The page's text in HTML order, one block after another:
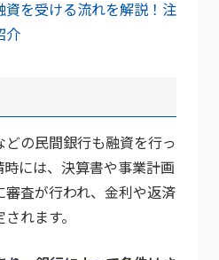
資を受ける流れを解説！注
介
の民間銀行も融資を行っ
には、決算書や事業計画
査が行われ、金利や返済
れます。